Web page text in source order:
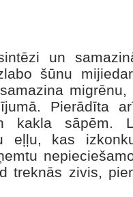
un
šūnu
Pierādīta
kakla sāpēm.
eļļu, kas
treknās zivis,